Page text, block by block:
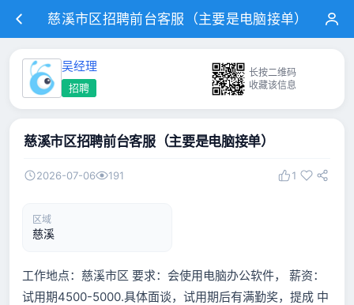
慈溪市区招聘前台客服（主要是电脑接单）
吴经理
招聘
长按二维码
收藏该信息
慈溪市区招聘前台客服（主要是电脑接单）
2026-07-06 191 1
区域
慈溪
工作地点：慈溪市区 要求：会使用电脑办公软件， 薪资：
试用期4500-5000.具体面谈，试用期后有满勤奖，提成 中